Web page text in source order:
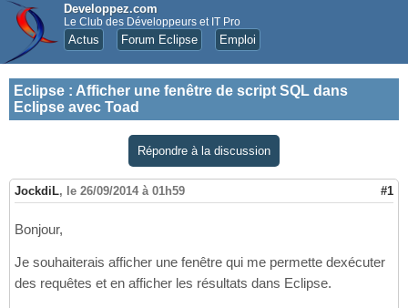
Developpez.com
Le Club des Développeurs et IT Pro
Actus Forum Eclipse Emploi
Eclipse : Afficher une fenêtre de script SQL dans
Eclipse avec Toad
Répondre à la discussion
JockdiL, le 26/09/2014 à 01h59 #1
Bonjour,
Je souhaiterais afficher une fenêtre qui me permette dexécuter
des requêtes et en afficher les résultats dans Eclipse.